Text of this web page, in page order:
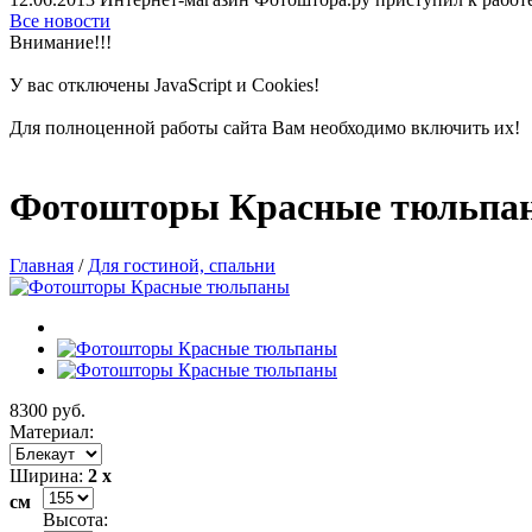
Все новости
Внимание!!!
У вас отключены JavaScript и Cookies!
Для полноценной работы сайта Вам необходимо включить их!
Фотошторы Красные
Главная / Для гостиной, спальни
8300 руб.
Материал:
Ширина: 2 x
см
Высота: